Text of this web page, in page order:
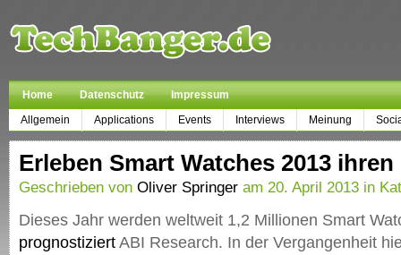
Home Datenschutz
Impressum
Allgemein
Applications Events Interviews Meinung
Erleben Smart Watches 2013
Geschrieben von Oliver Springer am 20. April 2013 in
Dieses Jahr werden weltweit 1,2 Millionen Smart
prognostiziert ABI Research. In der Vergangenheit